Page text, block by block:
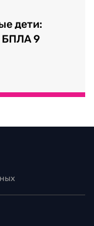
дети:
БПЛА 9